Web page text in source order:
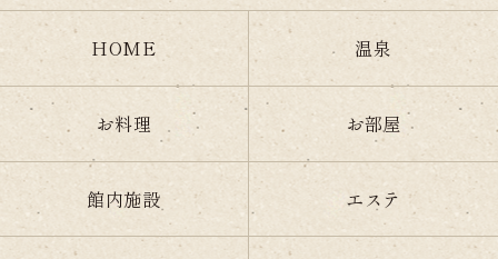
HOME 温泉
お料理 お部屋
館内施設 エステ